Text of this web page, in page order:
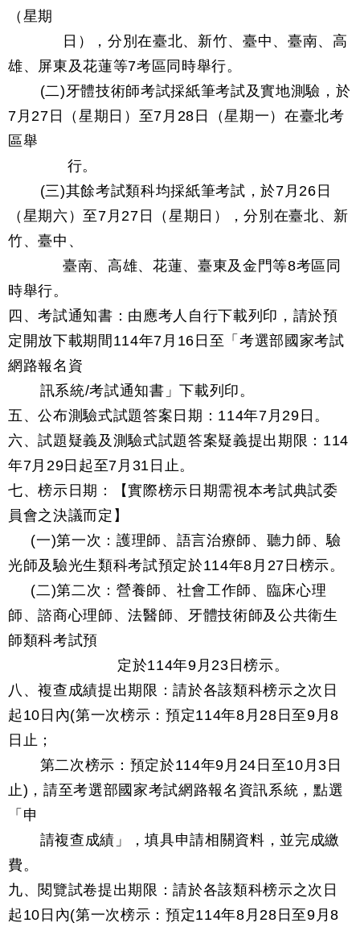
（星期
日），分別在臺北、新竹、臺中、臺南、高
雄、屏東及花蓮等7考區同時舉行。
(二)牙體技術師考試採紙筆考試及實地測驗，於
7月27日（星期日）至7月28日（星期一）在臺北考
區舉
行。
(三)其餘考試類科均採紙筆考試，於7月26日
（星期六）至7月27日（星期日），分別在臺北、新
竹、臺中、
臺南、高雄、花蓮、臺東及金門等8考區同
時舉行。
四、考試通知書：由應考人自行下載列印，請於預
定開放下載期間114年7月16日至「考選部國家考試
網路報名資
訊系統/考試通知書」下載列印。
五、公布測驗式試題答案日期：114年7月29日。
六、試題疑義及測驗式試題答案疑義提出期限：114
年7月29日起至7月31日止。
七、榜示日期：【實際榜示日期需視本考試典試委
員會之決議而定】
(一)第一次：護理師、語言治療師、聽力師、驗
光師及驗光生類科考試預定於114年8月27日榜示。
(二)第二次：營養師、社會工作師、臨床心理
師、諮商心理師、法醫師、牙體技術師及公共衛生
師類科考試預
定於114年9月23日榜示。
八、複查成績提出期限：請於各該類科榜示之次日
起10日內(第一次榜示：預定114年8月28日至9月8
日止；
第二次榜示：預定於114年9月24日至10月3日
止)，請至考選部國家考試網路報名資訊系統，點選
「申
請複查成績」，填具申請相關資料，並完成繳
費。
九、閱覽試卷提出期限：請於各該類科榜示之次日
起10日內(第一次榜示：預定114年8月28日至9月8